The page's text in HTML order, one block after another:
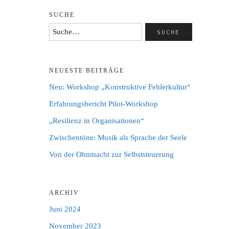
SUCHE
NEUESTE BEITRÄGE
Neu: Workshop „Konstruktive Fehlerkultur“
Erfahrungsbericht Pilot-Workshop
„Resilienz in Organisationen“
Zwischentöne: Musik als Sprache der Seele
Von der Ohnmacht zur Selbststeuerung
ARCHIV
Juni 2024
November 2023